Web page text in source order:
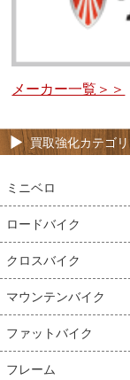
メーカー一覧＞＞
買取強化カテゴリ
ミニベロ
ロードバイク
クロスバイク
マウンテンバイク
ファットバイク
フレーム